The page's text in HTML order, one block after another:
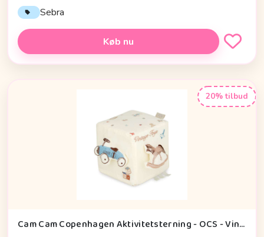
Sebra
Køb nu
20% tilbud
Cam Cam Copenhagen Aktivitetsterning - OCS - Vintage Toys